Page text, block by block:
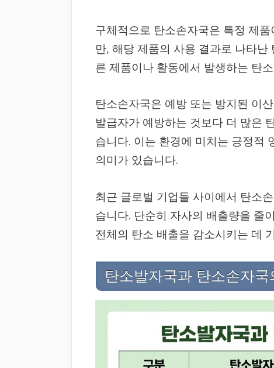
구체적으로 탄소손자국은 특정 제
만, 해당 제품의 사용 결과로 나타
른 제품이나 활동에서 발생하는 탄
탄소손자국은 예방 또는 방지된 이
발급자가 예방하는 것보다 더 많은
습니다. 이는 환경에 미치는 긍정적
의미가 있습니다.
최근 글로벌 기업들 사이에서 탄소
습니다. 단순히 자사의 배출량을 줄
전체의 탄소 배출을 감소시키는 데
탄소발자국과 탄소손자국